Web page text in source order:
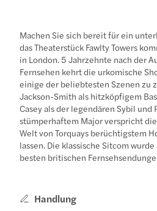
Machen Sie sich bereit für ein
das Theaterstück Fawlty Towers
in London. 5 Jahrzehnte nach der
Fernsehen kehrt die urkomische
einige der beliebtesten Szenen zu
Jackson-Smith als hitzköpfigem
Casey als der legendären Sybil und
stümperhaftem Major verspricht
Welt von Torquays berüchtigstem
lassen. Die klassische Sitcom
besten britischen
Handlung